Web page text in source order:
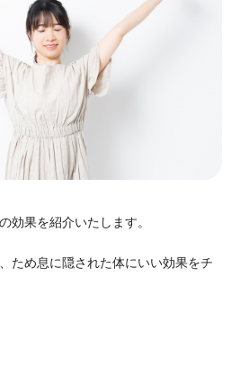
効果を紹介いたします。
ため息に隠された体にいい効果をチ